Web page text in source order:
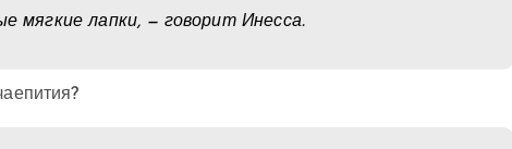
мягкие лапки, — говорит Инесса.